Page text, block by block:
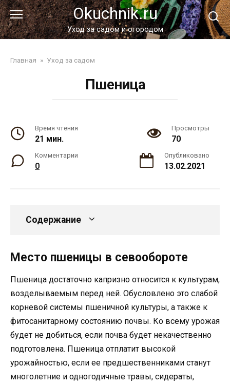
Перейти
к
контенту
Okuchnik.ru
Уход за садом и огородом
Главная » Уход за садом
Пшеница
Время чтения
21 мин.
Просмотры
70
Комментарии
0
Опубликовано
13.02.2021
Содержание
Место пшеницы в севообороте
Пшеница достаточно капризно относится к культурам,
возделываемым перед ней. Обусловлено это слабой
корневой системы пшеничной культуры, а также к
фитосанитарному состоянию почвы. Ко всему урожая
будет не добиться, если почва будет некачественно
подготовлена. Пшеница отплатит высокой
урожайностью, если ее предшественниками станут
многолетние и одногодичные травы, сидераты,